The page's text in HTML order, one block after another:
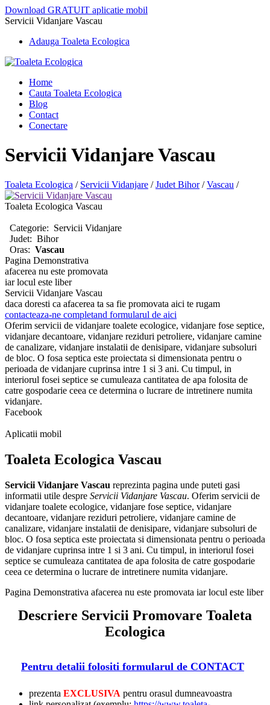
Download GRATUIT aplicatie mobil
Servicii Vidanjare Vascau
Adauga Toaleta Ecologica
Home
Cauta Toaleta Ecologica
Blog
Contact
Conectare
Servicii Vidanjare Vascau
Toaleta Ecologica / Servicii Vidanjare /Judet Bihor/Vascau /
Toaleta Ecologica Vascau
Categorie: Servicii Vidanjare
Judet: Bihor
Oras: Vascau
Pagina Demonstrativa
afacerea nu este promovata
iar locul este liber
Servicii Vidanjare Vascau
daca doresti ca afacerea ta sa fie promovata aici te rugam
contacteaza-ne completand formularul de aici
Oferim servicii de vidanjare toalete ecologice, vidanjare fose septice,
vidanjare decantoare, vidanjare reziduri petroliere, vidanjare camine
de canalizare, vidanjare instalatii de denisipare, vidanjare subsoluri
de bloc. O fosa septica este proiectata si dimensionata pentru o
perioada de vidanjare cuprinsa intre 1 si 3 ani. Cu timpul, in
interiorul fosei septice se cumuleaza cantitatea de apa folosita de
catre gospodarie ceea ce determina o lucrare de intretinere numita
vidanjare.
Facebook
Aplicatii mobil
Toaleta Ecologica Vascau
Servicii Vidanjare Vascau reprezinta pagina unde puteti gasi
informatii utile despre Servicii Vidanjare Vascau. Oferim servicii de
vidanjare toalete ecologice, vidanjare fose septice, vidanjare
decantoare, vidanjare reziduri petroliere, vidanjare camine de
canalizare, vidanjare instalatii de denisipare, vidanjare subsoluri de
bloc. O fosa septica este proiectata si dimensionata pentru o perioada
de vidanjare cuprinsa intre 1 si 3 ani. Cu timpul, in interiorul fosei
septice se cumuleaza cantitatea de apa folosita de catre gospodarie
ceea ce determina o lucrare de intretinere numita vidanjare.
Pagina Demonstrativa afacerea nu este promovata iar locul este liber
Descriere Servicii Promovare Toaleta
Ecologica
Pentru detalii folositi formularul de CONTACT
prezenta EXCLUSIVA pentru orasul dumneavoastra